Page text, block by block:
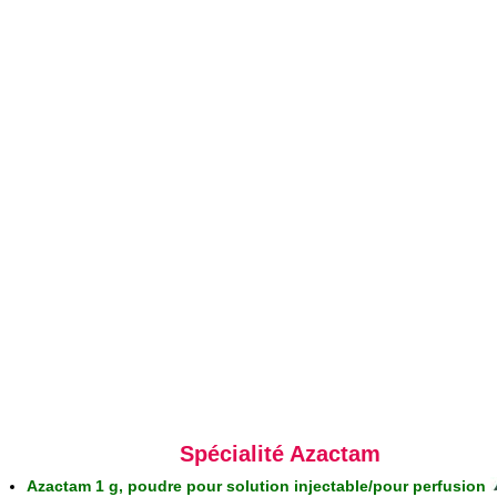
Spécialité Azactam
Azactam 1 g, poudre pour solution injectable/pour perfusion